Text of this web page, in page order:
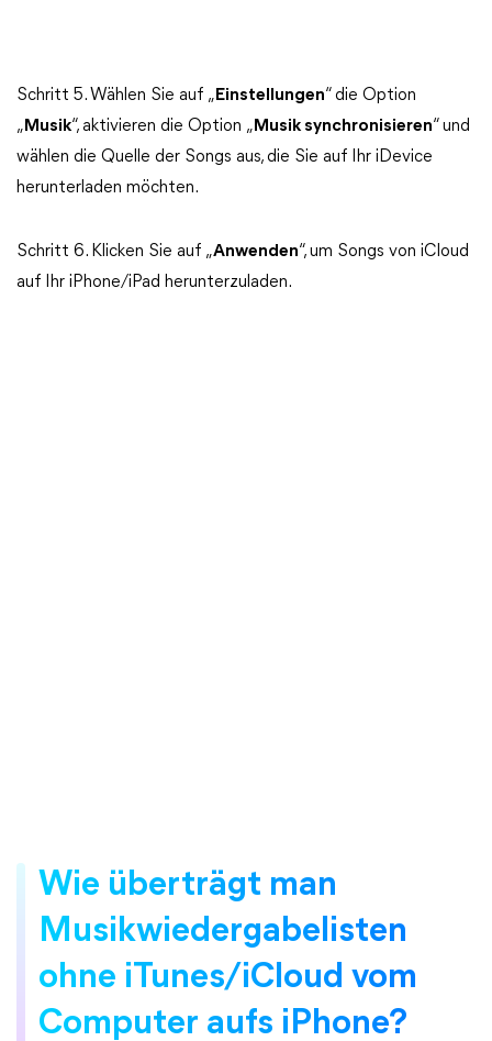
Schritt 5. Wählen Sie auf „ Einstellungen“ die Option
„ Musik“, aktivieren die Option „ Musik synchronisieren“ und
wählen die Quelle der Songs aus, die Sie auf Ihr iDevice
herunterladen möchten.
Schritt 6. Klicken Sie auf „Anwenden“, um Songs von iCloud
auf Ihr iPhone/iPad herunterzuladen.
Wie überträgt man
Musikwiedergabelisten
ohne iTunes/iCloud vom
Computer aufs iPhone?